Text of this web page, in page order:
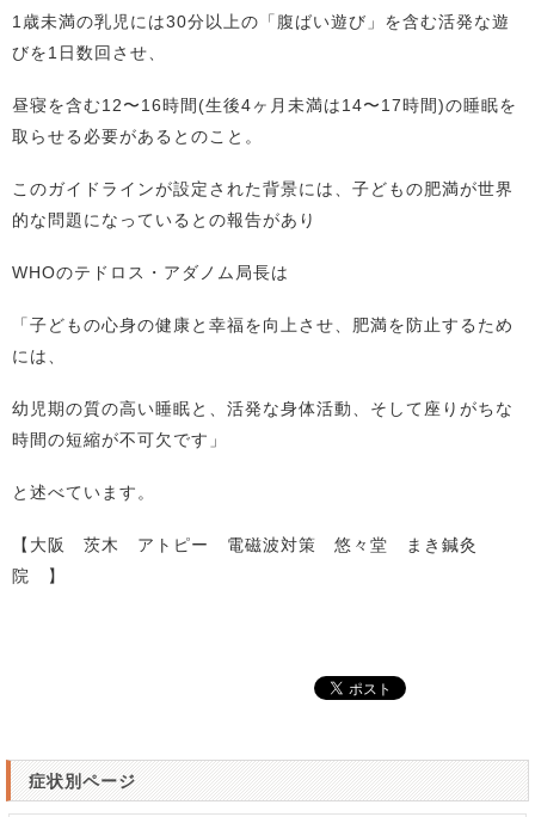
1歳未満の乳児には30分以上の「腹ばい遊び」を含む活発な遊
びを1日数回させ、
昼寝を含む12〜16時間(生後4ヶ月未満は14〜17時間)の睡眠を
取らせる必要があるとのこと。
このガイドラインが設定された背景には、子どもの肥満が世界
的な問題になっているとの報告があり
WHOのテドロス・アダノム局長は
「子どもの心身の健康と幸福を向上させ、肥満を防止するため
には、
幼児期の質の高い睡眠と、活発な身体活動、そして座りがちな
時間の短縮が不可欠です」
と述べています。
【大阪 茨木 アトピー 電磁波対策 悠々堂 まき鍼灸
院 】
症状別ページ